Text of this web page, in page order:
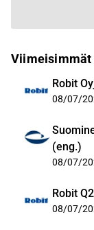
Viimeisimmät
Robit
08/07/
(eng.)
08/07/
Robit
08/07/